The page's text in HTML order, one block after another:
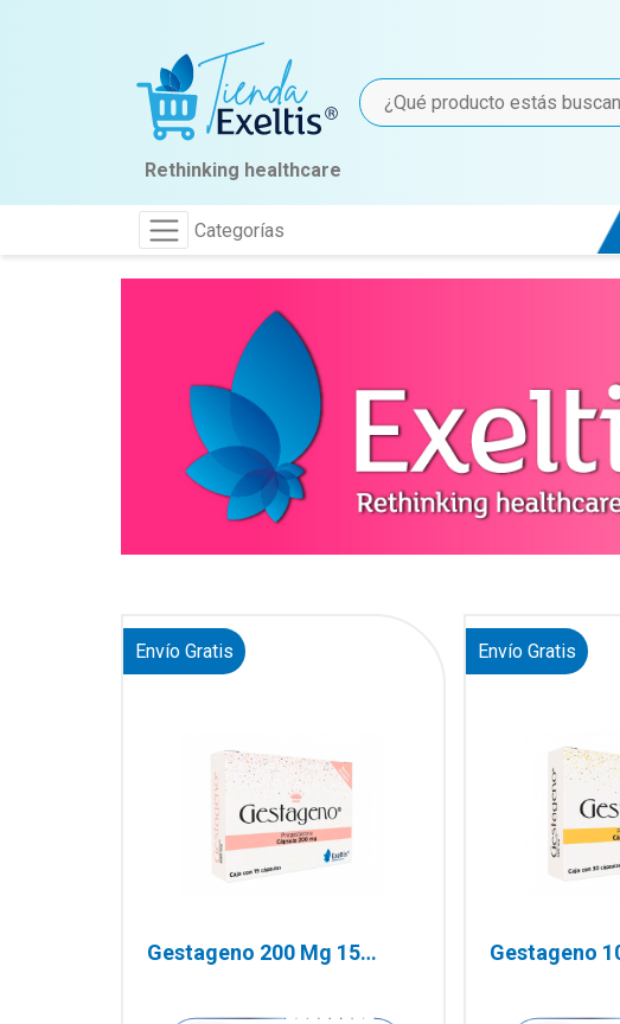
Rethinking healthcare
Categorías
Envío Gratis
Gestageno 200 Mg 15
Envío Gratis
Gestageno